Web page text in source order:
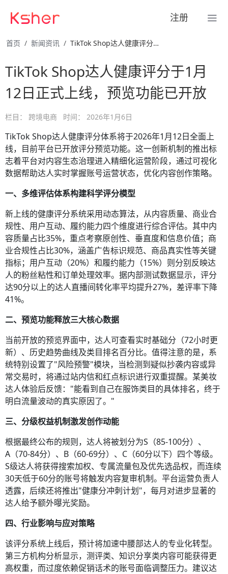
注册
首页 新闻资讯 TikTok Shop达人健康评分于1月12日正式上线，预览 …
TikTok Shop达人健康评分于1月
12日正式上线，预览功能已开放
栏目： 跨境电商 时间： 2026年1月6日
TikTok Shop达人健康评分体系将于2026年1月12日全面上
线，目前平台已开放评分预览功能。这一创新机制的推出标
志着平台对内容生态治理进入精细化运营阶段，通过可视化
数据帮助达人实时掌握账号运营状态，优化内容创作策略。
一、多维评估体系构建科学评分模型
新上线的健康评分系统采用动态算法，从内容质量、商业合
规性、用户互动、履约能力四个维度进行综合评估。其中内
容质量占比35%，重点考察原创性、垂直度和信息价值；商
业合规性占比30%，涵盖广告标识规范、商品真实性等关键
指标；用户互动（20%）和履约能力（15%）则分别反映达
人的粉丝粘性和订单处理效率。据内部测试数据显示，评分
达90分以上的达人直播间转化率平均提升27%，差评率下降
41%。
二、预览功能释放三大核心数据
当前开放的预览界面中，达人可查看实时基础分（72小时更
新）、历史趋势曲线及类目排名百分比。值得注意的是，系
统特别设置了"风险预警"模块，当检测到疑似抄袭内容或异
常交易时，将通过站内信和红点标识进行双重提醒。某美妆
达人体验后反馈："能看到自己在服饰类目的具体排名，终于
明白流量波动的真实原因了。"
三、分级权益机制激发创作动能
根据最终公布的规则，达人将被划分为S（85-100分）、
A（70-84分）、B（60-69分）、C（60分以下）四个等级。
S级达人将获得搜索加权、专属流量包及优先选品权，而连续
30天低于60分的账号将触发内容复审机制。平台运营负责人
透露，后续还将推出"健康分冲刺计划"，每月对进步显著的
达人给予额外曝光奖励。
四、行业影响与应对策略
该评分系统上线后，预计将加速中腰部达人的专业化转型。
第三方机构分析显示，测评类、知识分享类内容可能获得更
高权重，而过度依赖促销话术的账号面临调整压力。建议达